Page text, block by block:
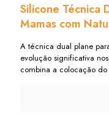
Silicone Técnica
Mamas com
A técnica dual plane
evolução significativa
combina a colocação